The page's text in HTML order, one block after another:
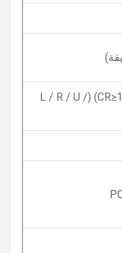
85/85/85/85 (CR≥10) (L / R / U /